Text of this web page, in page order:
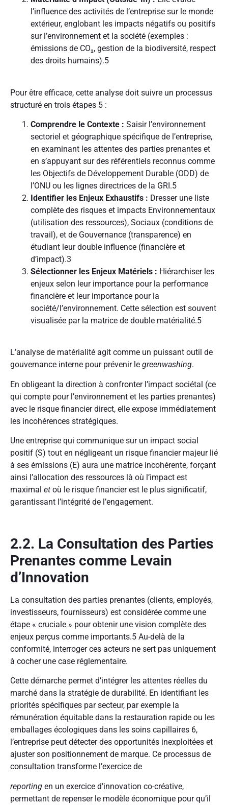
l’influence des activités de l’entreprise sur le monde
extérieur, englobant les impacts négatifs ou positifs
sur l’environnement et la société (exemples :
émissions de CO₂, gestion de la biodiversité, respect
des droits humains).5
Pour être efficace, cette analyse doit suivre un processus
structuré en trois étapes 5 :
Comprendre le Contexte : Saisir l’environnement
sectoriel et géographique spécifique de l’entreprise,
en examinant les attentes des parties prenantes et
en s’appuyant sur des référentiels reconnus comme
les Objectifs de Développement Durable (ODD) de
l’ONU ou les lignes directrices de la GRI.5
Identifier les Enjeux Exhaustifs : Dresser une liste
complète des risques et impacts Environnementaux
(utilisation des ressources), Sociaux (conditions de
travail), et de Gouvernance (transparence) en
étudiant leur double influence (financière et
d’impact).3
Sélectionner les Enjeux Matériels : Hiérarchiser les
enjeux selon leur importance pour la performance
financière et leur importance pour la
société/l’environnement. Cette sélection est souvent
visualisée par la matrice de double matérialité.5
L’analyse de matérialité agit comme un puissant outil de
gouvernance interne pour prévenir le greenwashing.
En obligeant la direction à confronter l’impact sociétal (ce
qui compte pour l’environnement et les parties prenantes)
avec le risque financier direct, elle expose immédiatement
les incohérences stratégiques.
Une entreprise qui communique sur un impact social
positif (S) tout en négligeant un risque financier majeur lié
à ses émissions (E) aura une matrice incohérente, forçant
ainsi l’allocation des ressources là où l’impact est
maximal et où le risque financier est le plus significatif,
garantissant l’intégrité de l’engagement.
2.2. La Consultation des Parties
Prenantes comme Levain
d’Innovation
La consultation des parties prenantes (clients, employés,
investisseurs, fournisseurs) est considérée comme une
étape « cruciale » pour obtenir une vision complète des
enjeux perçus comme importants.5 Au-delà de la
conformité, interroger ces acteurs ne sert pas uniquement
à cocher une case réglementaire.
Cette démarche permet d’intégrer les attentes réelles du
marché dans la stratégie de durabilité. En identifiant les
priorités spécifiques par secteur, par exemple la
rémunération équitable dans la restauration rapide ou les
emballages écologiques dans les soins capillaires 6,
l’entreprise peut détecter des opportunités inexploitées et
ajuster son positionnement de marque. Ce processus de
consultation transforme l’exercice de
reporting en un exercice d’innovation co-créative,
permettant de repenser le modèle économique pour qu’il